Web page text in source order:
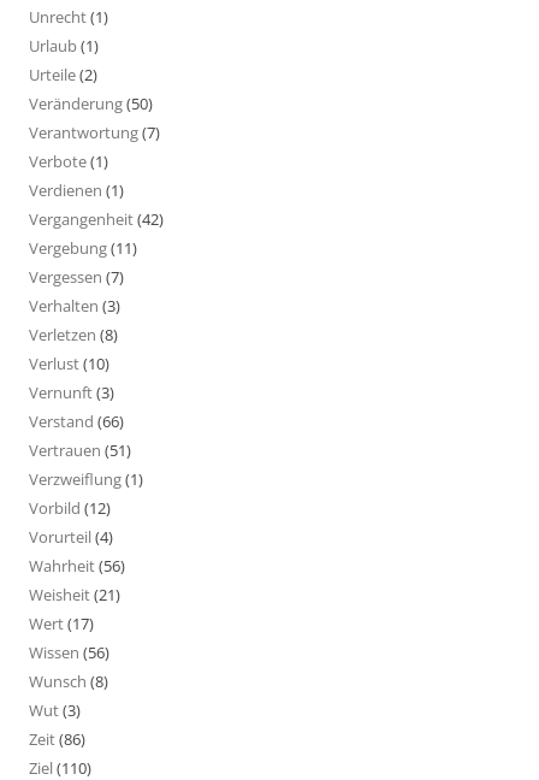
Unrecht(1)
Urlaub(1)
Urteile(2)
Veränderung(50)
Verantwortung(7)
Verbote(1)
Verdienen (1)
Vergangenheit(42)
Vergebung(11)
Vergessen (7)
Verhalten (3)
Verletzen (8)
Verlust(10)
Vernunft(3)
Verstand (66)
Vertrauen (51)
Verzweiflung(1)
Vorbild (12)
Vorurteil(4)
Wahrheit(56)
Weisheit(21)
Wert(17)
Wissen (56)
Wunsch (8)
Wut(3)
Zeit(86)
Ziel(110)